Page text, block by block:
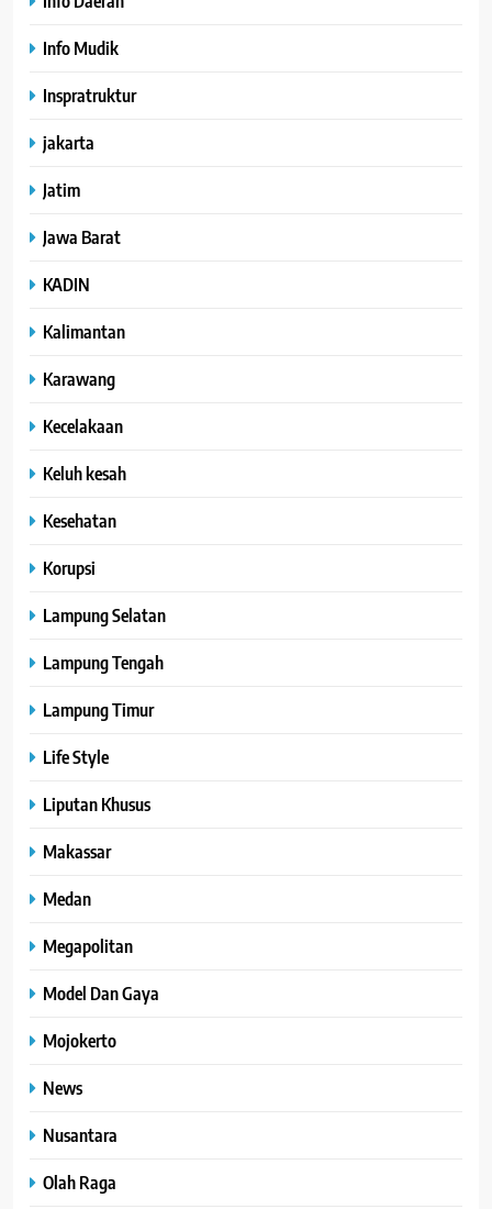
Info Mudik
Inspratruktur
jakarta
Jatim
Jawa Barat
KADIN
Kalimantan
Karawang
Kecelakaan
Keluh kesah
Kesehatan
Korupsi
Lampung Selatan
Lampung Tengah
Lampung Timur
Life Style
Liputan Khusus
Makassar
Medan
Megapolitan
Model Dan Gaya
Mojokerto
News
Nusantara
Olah Raga